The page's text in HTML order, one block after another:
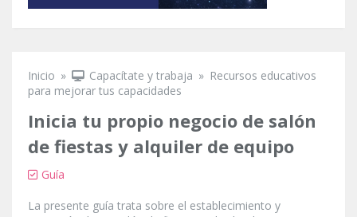
Se encuentra usted aquí
Inicio » Capacítate y trabaja » Recursos educativos
para mejorar tus capacidades
Inicia tu propio negocio de salón
de fiestas y alquiler de equipo
Guía
La presente guía trata sobre el establecimiento y